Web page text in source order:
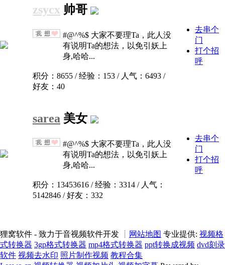
zsycx 帅哥
#@^%$ 大家不要理Ta，此人没
有说明Ta的想法，以免引妖上
身,哈哈...
积分：8655 / 经验：153 / 人气：6493 /
好友：40
去串个
门
打个招
呼
sarea 美女
#@^%$ 大家不要理Ta，此人没
有说明Ta的想法，以免引妖上
身,哈哈...
积分：13453616 / 经验：3314 / 人气：
5142846 / 好友：332
去串个
门
打个招
呼
狸窝软件 - 致力于音视频软件开发 ┊ 网站地图 专业提供: 视频格
式转换器 3gp格式转换器 mp4格式转换器 ppt转换成视频 dvd刻录
软件 视频去水印 照片制作视频 教程合集